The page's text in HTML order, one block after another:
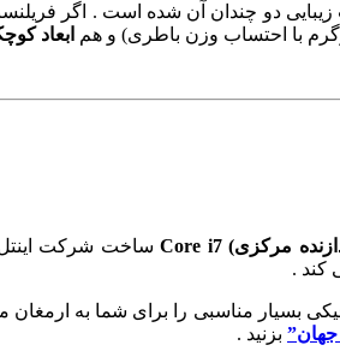
دو چندان آن شده است . اگر
ابعاد
ساخت شرکت اینتل
کند .
بسیار مناسبی را برای شما به
بزنید .